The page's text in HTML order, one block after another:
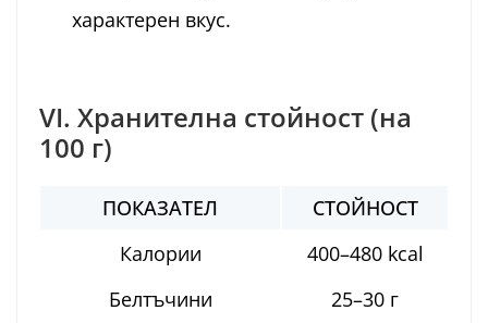
характерен вкус.
VI. Хранителна стойност (на
100 г)
ПОКАЗАТЕЛ
СТОЙНОСТ
Калории
400–480 kcal
Белтъчини
25–30 г